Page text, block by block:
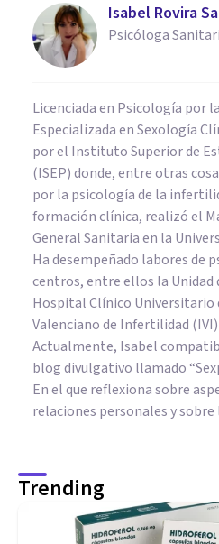
Isabel Rovira
Psicóloga
Licenciada en Psicología por
Especializada en Sexología
por el Instituto Superior de
(ISEP) donde, entre otras
por la psicología de la
formación clínica, realizó el
General Sanitaria en la
Ha desempeñado labores de
centros, entre ellos la Unidad
Hospital Clínico Universitario
Valenciano de Infertilidad
Actualmente, Isabel
blog divulgativo llamado
En el que reflexiona sobre
relaciones personales y sobre
Trending